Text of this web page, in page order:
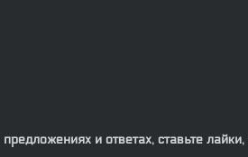
и ответах, ставьте